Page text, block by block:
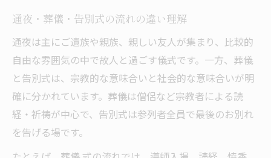
通夜・葬儀・告別式の流れの違い理解
通夜は主にご遺族や親族、親しい友人が集まり、比較的
自由な雰囲気の中で故人と過ごす儀式です。一方、葬儀
と告別式は、宗教的な意味合いと社会的な意味合いが明
確に分かれています。葬儀は僧侶など宗教者による読
経・祈祷が中心で、告別式は参列者全員で最後のお別れ
を告げる場です。